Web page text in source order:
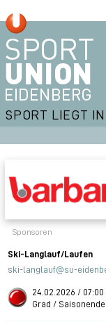
SPORT LIEGT
Sponsoren
Ski-Langlauf/Laufen
ski-langlauf@su-
24.02.2026 /
Grad / Saisonende